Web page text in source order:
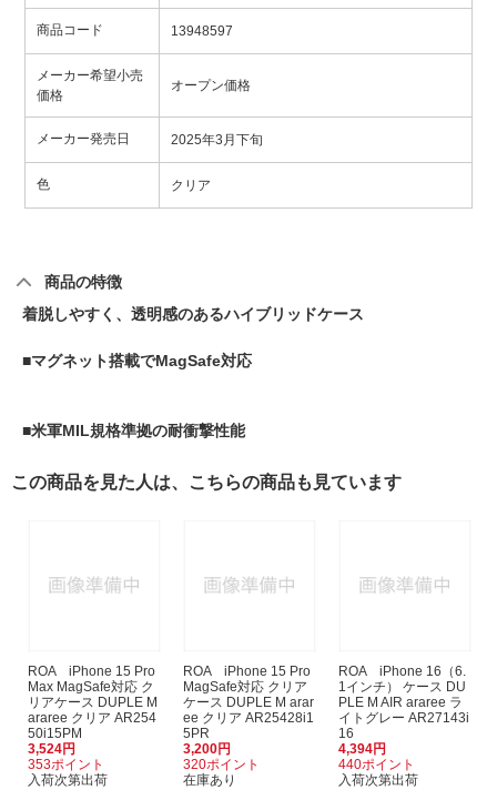
商品コード 13948597
メーカー希望小売
価格
オープン価格
メーカー発売日 2025年3月下旬
色 クリア
商品の特徴
着脱しやすく、透明感のあるハイブリッドケース
■マグネット搭載でMagSafe対応
■米軍MIL規格準拠の耐衝撃性能
この商品を見た人は、こちらの商品も見ています
ROA iPhone 15 Pro
Max MagSafe対応 ク
リアケース DUPLE M
araree クリア AR254
50i15PM
3,524円
353ポイント
入荷次第出荷
ROA iPhone 15 Pro
MagSafe対応 クリア
ケース DUPLE M arar
ee クリア AR25428i1
5PR
3,200円
320ポイント
在庫あり
ROA iPhone 16（6.
1インチ） ケース DU
PLE M AIR araree ラ
イトグレー AR27143i
16
4,394円
440ポイント
入荷次第出荷